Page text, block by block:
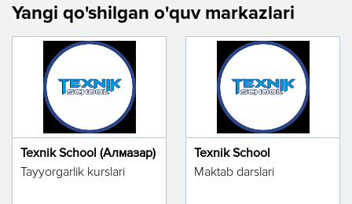
Yangi qo'shilgan o'quv markazlari
Texnik School (Алмазар)
Tayyorgarlik kurslari
Texnik School
Maktab darslari